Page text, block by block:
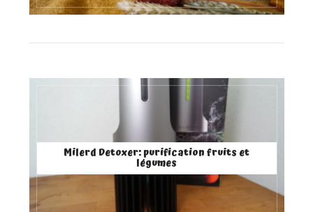
Milerd Detoxer: purification fruits et
légumes